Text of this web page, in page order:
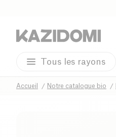
Tous les rayons
Accueil Notre catalogue bio